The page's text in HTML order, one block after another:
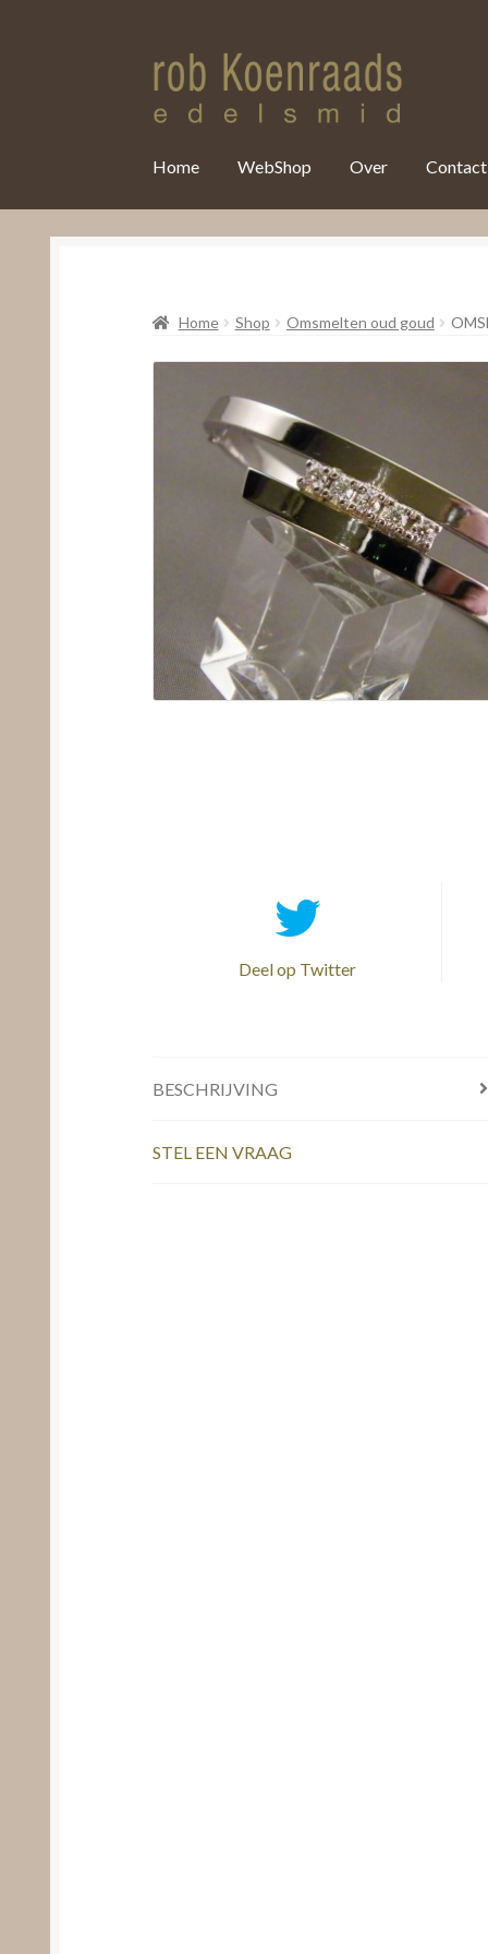
Home WebShop Over Contact
Home Shop Omsmelten oud goud
Deel op Twitter
BESCHRIJVING
STEL EEN VRAAG